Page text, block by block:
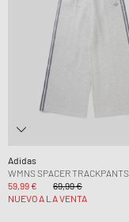
Adidas
WMNS SPACER TRACKPANTS
59,99 €
69,99 €
NUEVO A LA VENTA